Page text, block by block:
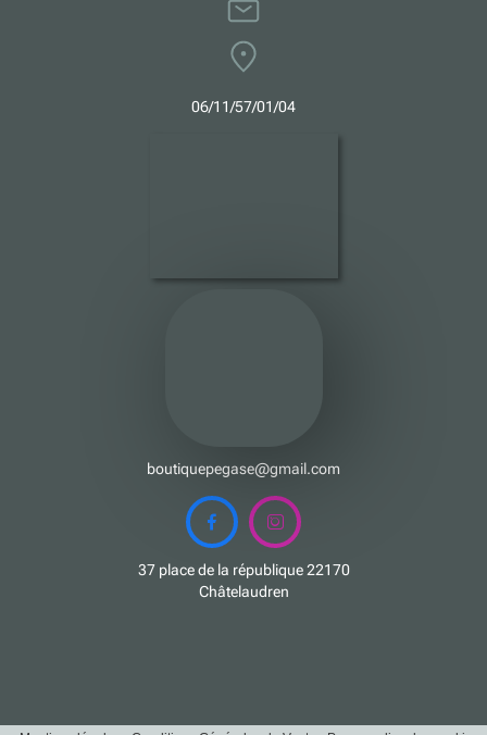
06/11/57/01/04
boutiquepegase@gmail.com
 
37 place de la république 22170
Châtelaudren